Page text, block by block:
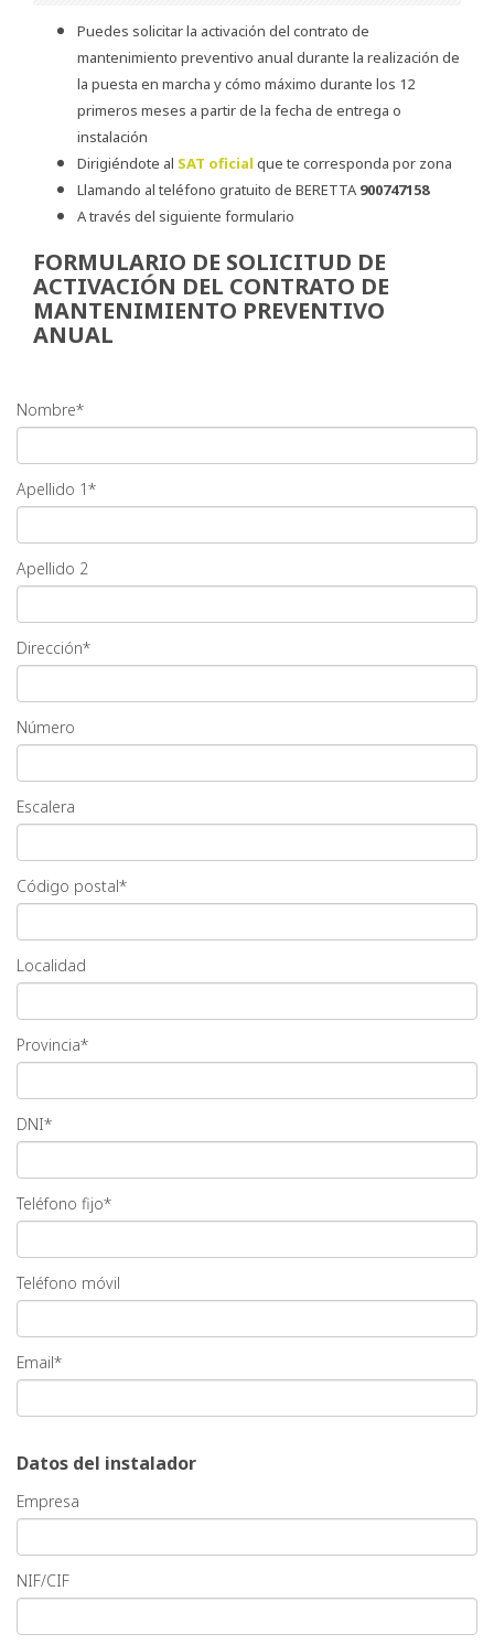
Puedes solicitar la activación del contrato de
mantenimiento preventivo anual durante la realización de
la puesta en marcha y cómo máximo durante los 12
primeros meses a partir de la fecha de entrega o
instalación
Dirigiéndote al SAT oficial que te corresponda por zona
Llamando al teléfono gratuito de BERETTA 900747158
A través del siguiente formulario
FORMULARIO DE SOLICITUD DE
ACTIVACIÓN DEL CONTRATO DE
MANTENIMIENTO PREVENTIVO
ANUAL
Nombre*
Apellido 1*
Apellido 2
Dirección*
Número
Escalera
Código postal*
Localidad
Provincia*
DNI*
Teléfono fijo*
Teléfono móvil
Email*
Datos del instalador
Empresa
NIF/CIF